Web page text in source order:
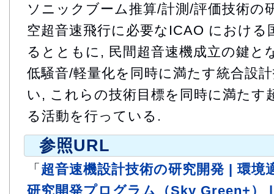
ソニックブーム推算/計測/評価技術の
空超音速飛行に必要なICAO における
るとともに, 民間超音速機成立の鍵と
低騒音/軽量化を同時に満たす統合設
い, これらの技術目標を同時に満たす
る活動を行っている.
参照URL
「 超音速機設計技術の研究開発 | 環境
研究開発プログラム（Sky Green+）